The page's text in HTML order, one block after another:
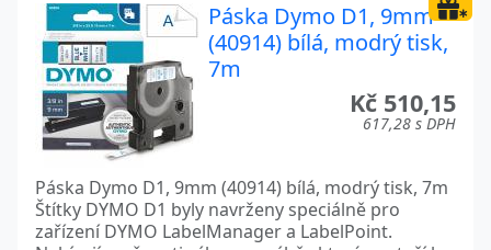
Páska Dymo D1, 9mm
(40914) bílá, modrý tisk,
7m
Kč 510,15
617,28 s DPH
Páska Dymo D1, 9mm (40914) bílá, modrý tisk, 7m
Štítky DYMO D1 byly navrženy speciálně pro
zařízení DYMO LabelManager a LabelPoint.